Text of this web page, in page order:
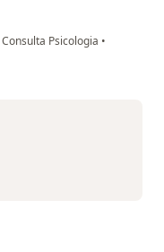
Consulta Psicologia •